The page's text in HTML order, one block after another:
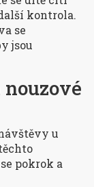
kontrola.
se
jsou
u
pokrok a